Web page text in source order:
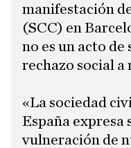
manifestación
(SCC) en
no es un acto de
rechazo social
«La sociedad
España expresa
vulneración de